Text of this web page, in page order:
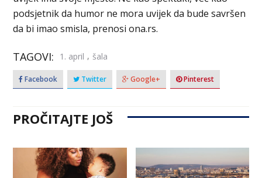
podsjetnik da humor ne mora uvijek da bude savršen
da bi imao smisla, prenosi ona.rs.
TAGOVI: 1. april , šala
Facebook Twitter Google+ Pinterest
PROČITAJTE JOŠ